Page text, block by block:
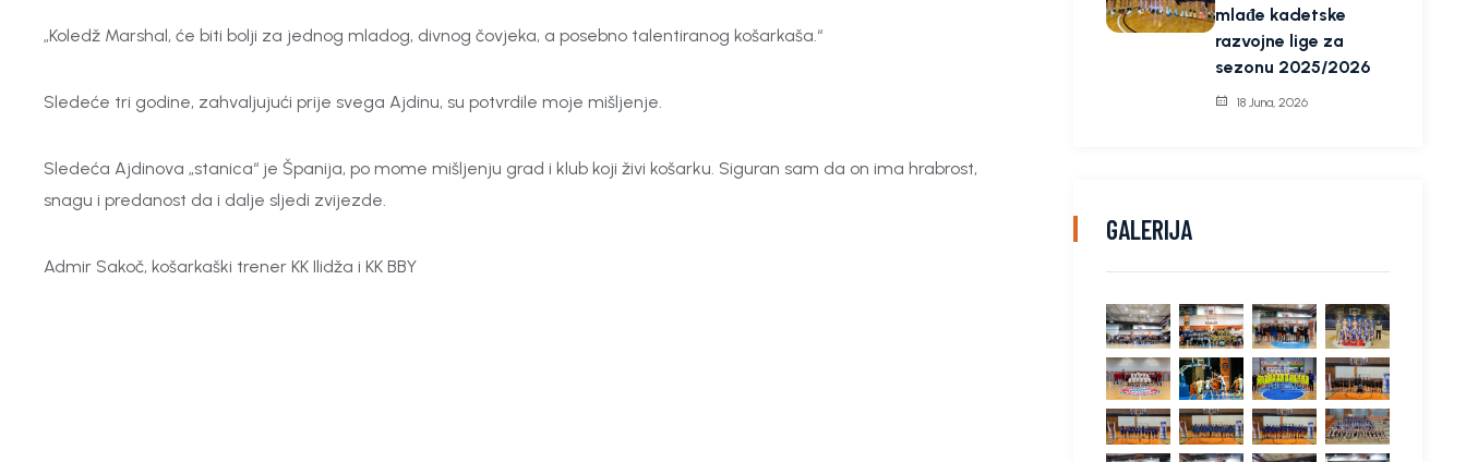
„Koledž Marshal, će biti bolji za jednog mladog, divnog čovjeka, a posebno talentiranog košarkaša.“
Sledeće tri godine, zahvaljujući prije svega Ajdinu, su potvrdile moje mišljenje.
Sledeća Ajdinova „stanica“ je Španija, po mome mišljenju grad i klub koji živi košarku. Siguran sam da on ima hrabrost,
snagu i predanost da i dalje sljedi zvijezde.
Admir Sakoč, košarkaški trener KK Ilidža i KK BBY
mlađe kadetske
razvojne lige za
sezonu 2025/2026
18 Juna, 2026
GALERIJA